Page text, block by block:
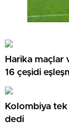
Harika maçlar
16 çeşidi
Kolombiya
dedi